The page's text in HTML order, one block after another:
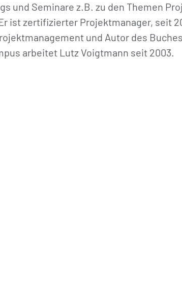
und Seminare z.B. zu den Themen
ist zertifizierter Projektmanager, seit
und Autor des
arbeitet Lutz Voigtmann seit 2003.